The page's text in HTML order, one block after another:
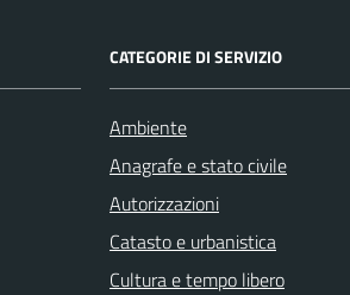
CATEGORIE DI SERVIZIO
Ambiente
Anagrafe e stato civile
Autorizzazioni
Catasto e urbanistica
Cultura e tempo libero